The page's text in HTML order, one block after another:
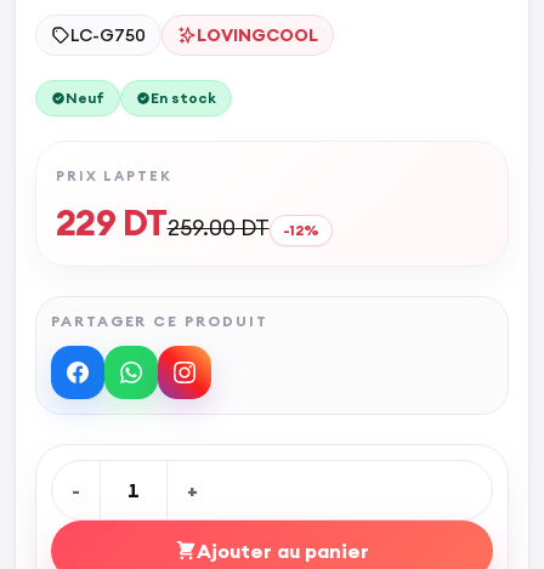
LC-G750 LOVINGCOOL
Neuf En stock
PRIX LAPTEK
229DT259.00DT -12%
PARTAGER CE PRODUIT
- 1 +
Ajouter au panier